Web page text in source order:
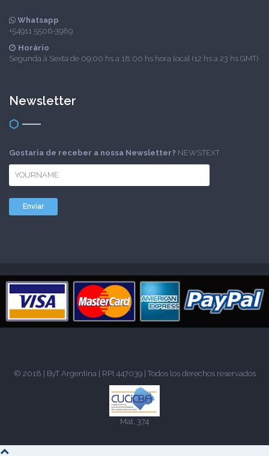
Whatsapp
+54911 5506-3989
Horário
Segunda à Sexta de 09:00 hs a 18:00 hs hora local (12 hs a 23 hs GMT)
Newsletter
Gostaria de receber a nossa Newsletter? NEWSTEXT
© 2018 | ByT Argentina | RPI 447039 | Todos los derechos reservados
Mat. 374